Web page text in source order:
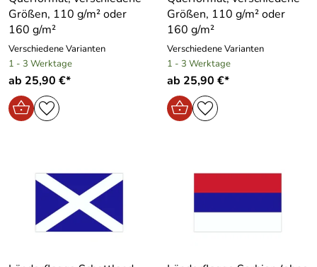
Größen, 110 g/m² oder
160 g/m²
Verschiedene Varianten
1 - 3 Werktage
ab 25,90 €*
Größen, 110 g/m² oder
160 g/m²
Verschiedene Varianten
1 - 3 Werktage
ab 25,90 €*